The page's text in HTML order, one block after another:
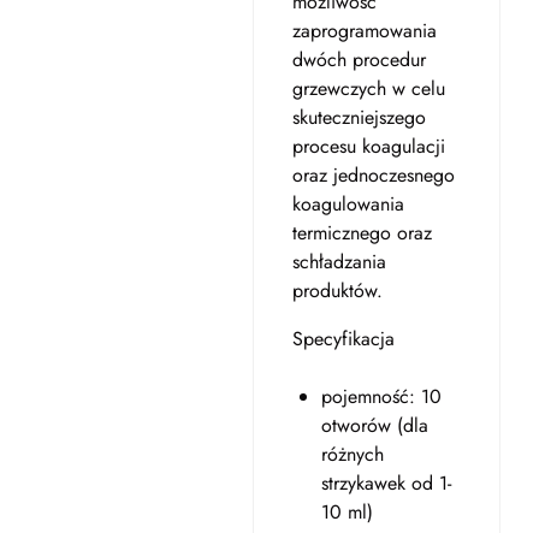
zaprogramowania
dwóch procedur
grzewczych w celu
skuteczniejszego
procesu koagulacji
oraz jednoczesnego
koagulowania
termicznego oraz
schładzania
produktów.
Specyfikacja
pojemność: 10
otworów (dla
różnych
strzykawek od 1-
10 ml)